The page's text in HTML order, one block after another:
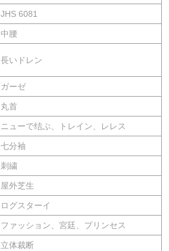
JHS 6081
中腰
長いドレン
ガーゼ
丸首
ニューで结ぶ、トレイン、レレス
七分袖
刺繍
屋外芝生
ログスターイ
ファッション、宮廷、プリンセス
立体裁断